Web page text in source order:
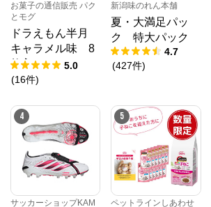
お菓子の通信販売 パク
とモグ
ドラえもん半月
キャラメル味 8
枚入
5.0
(16件)
新潟味のれん本舗
夏・大満足パッ
ク 特大パック
4.7
(427件)
4
サッカーショップKAM
5
ペットラインしあわせ